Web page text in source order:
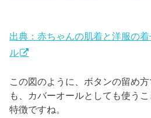
出典：赤ちゃんの肌着と洋服の
ル
この図のように、ボタンの留め
も、カバーオールとしても使う
特徴ですね。